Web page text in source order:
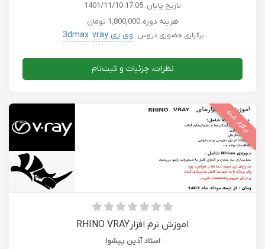
تاریخ پایان: 1401/11/10 17:05
هزینه دوره:1,800,000 تومان
برگزاری حضوری دروس وی ری vray 3dmax
نظرات، جزئیات و ثبت‌نام
برگزار شده
اموزش نرم افزارRHINO VRAY
استاد آذین پیشوا